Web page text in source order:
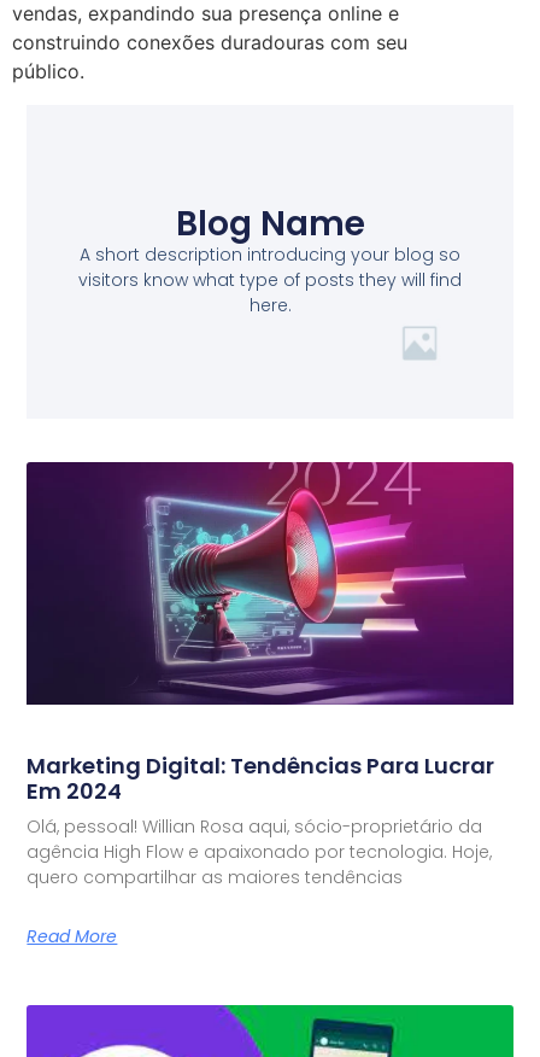
vendas, expandindo sua presença online e
construindo conexões duradouras com seu
público.
Blog Name
A short description introducing your blog so
visitors know what type of posts they will find
here.
Marketing Digital: Tendências Para Lucrar
Em 2024
Olá, pessoal! Willian Rosa aqui, sócio-proprietário da
agência High Flow e apaixonado por tecnologia. Hoje,
quero compartilhar as maiores tendências
Read More